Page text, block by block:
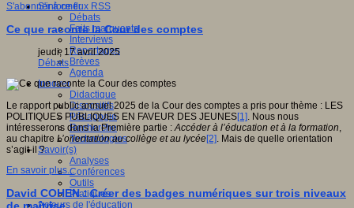
S'informer
Débats
Faits marquants
Interviews
Reportages
Brèves
Agenda
Innover
Didactique
Dispositifs
Pédagogie
Recherche
Technologies
Savoir(s)
Analyses
Conférences
Outils
Pratiques
Acteurs de l'éducation
S'abonner à ce flux RSS
Ce que raconte la Cour des comptes
jeudi, 17 avril 2025
Débats
Le rapport public annuel 2025 de la Cour des comptes a pris pour thème : LES
POLITIQUES PUBLIQUES EN FAVEUR DES JEUNES[1]. Nous nous
intéresserons dans la Première partie :Accéder à l’éducation et à la formation,
au chapitre L’orientation au collège et au lycée[2]. Mais de quelle orientation
s’agit-il ?
En savoir plus...
David COHEN : Créer des badges numériques sur trois niveaux